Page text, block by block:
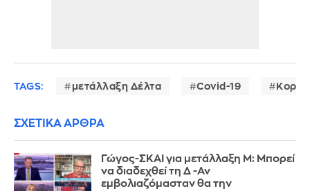
TAGS: μετάλλαξη Δέλτα Covid-19
ΣΧΕΤΙΚΑ ΑΡΘΡΑ
Γώγος-ΣΚΑΙ για μετάλλαξη Μ: Μπορεί
να διαδεχθεί τη Δ -Αν
εμβολιαζόμασταν θα την